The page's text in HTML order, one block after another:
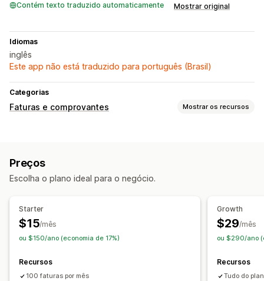
Contém texto traduzido automaticamente Mostrar original
Idiomas
inglês
Este app não está traduzido para português (Brasil)
Categorias
Faturas e comprovantes Mostrar os recursos
Confirmações de pedidos
Gerenciamento de arquivos
Geração de PDF
Preços
Escolha o plano ideal para o negócio.
Starter
$15/mês
ou $150/ano (economia de 17%)
Recursos
100 faturas por mês
Growth
$29/mês
ou $290/ano
Recursos
Tudo do